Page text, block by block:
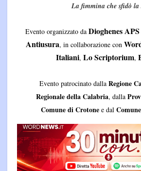
La fimmina che sfidò la
Evento organizzato da Dioghenes
Antiusura, in collaborazione con
Italiani, Lo Scriptorium,
Evento patrocinato dalla Regione
Regionale della Calabria, dalla
Comune di Crotone e dal